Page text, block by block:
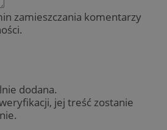
zamieszczania komentarzy
dodana.
jej treść zostanie